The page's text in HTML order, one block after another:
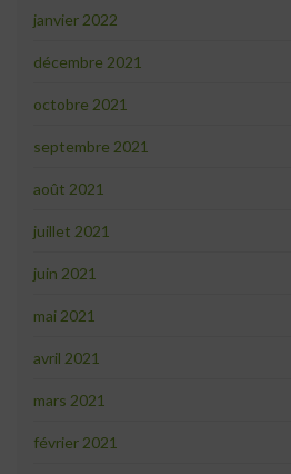
janvier 2022
décembre 2021
octobre 2021
septembre 2021
août 2021
juillet 2021
juin 2021
mai 2021
avril 2021
mars 2021
février 2021